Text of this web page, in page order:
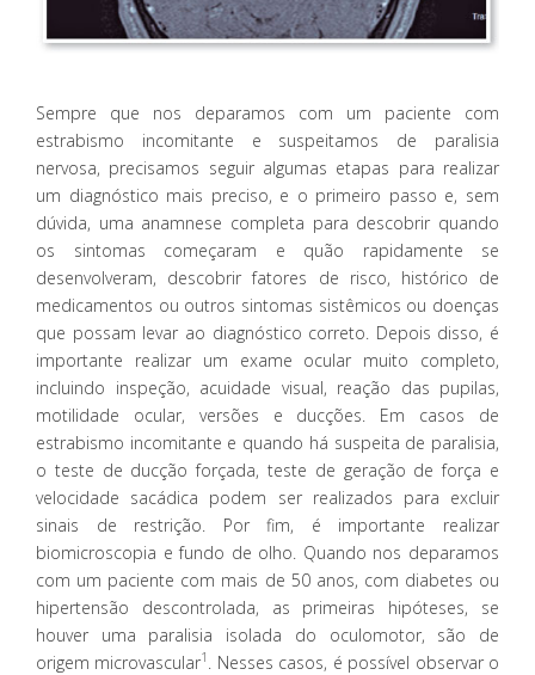
Sempre que nos deparamos com um paciente com
estrabismo incomitante e suspeitamos de paralisia
nervosa, precisamos seguir algumas etapas para realizar
um diagnóstico mais preciso, e o primeiro passo e, sem
dúvida, uma anamnese completa para descobrir quando
os sintomas começaram e quão rapidamente se
desenvolveram, descobrir fatores de risco, histórico de
medicamentos ou outros sintomas sistêmicos ou doenças
que possam levar ao diagnóstico correto. Depois disso, é
importante realizar um exame ocular muito completo,
incluindo inspeção, acuidade visual, reação das pupilas,
motilidade ocular, versões e ducções. Em casos de
estrabismo incomitante e quando há suspeita de paralisia,
o teste de ducção forçada, teste de geração de força e
velocidade sacádica podem ser realizados para excluir
sinais de restrição. Por fim, é importante realizar
biomicroscopia e fundo de olho. Quando nos deparamos
com um paciente com mais de 50 anos, com diabetes ou
hipertensão descontrolada, as primeiras hipóteses, se
houver uma paralisia isolada do oculomotor, são de
origem microvascular1
. Nesses casos, é possível observar o